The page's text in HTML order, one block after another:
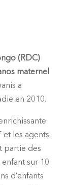
(RDC)
maternel
a
en 2010.
et les agents
partie des
sur 10
d’enfants